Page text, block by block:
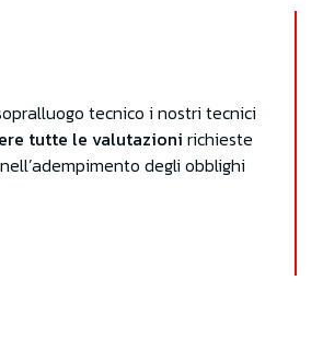
tecnico i nostri tecnici
tutte le valutazioni richieste
degli obblighi